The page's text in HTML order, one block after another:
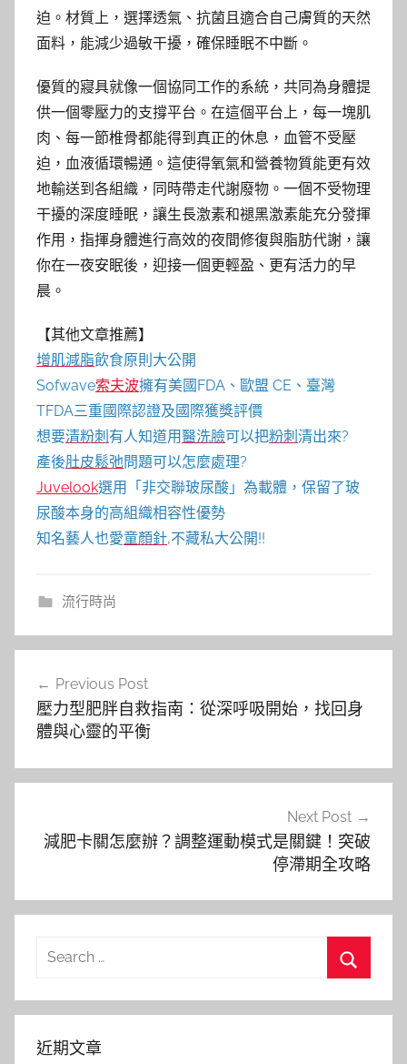
迫。材質上，選擇透氣、抗菌且適合自己膚質的天然
面料，能減少過敏干擾，確保睡眠不中斷。
優質的寢具就像一個協同工作的系統，共同為身體提
供一個零壓力的支撐平台。在這個平台上，每一塊肌
肉、每一節椎骨都能得到真正的休息，血管不受壓
迫，血液循環暢通。這使得氧氣和營養物質能更有效
地輸送到各組織，同時帶走代謝廢物。一個不受物理
干擾的深度睡眠，讓生長激素和褪黑激素能充分發揮
作用，指揮身體進行高效的夜間修復與脂肪代謝，讓
你在一夜安眠後，迎接一個更輕盈、更有活力的早
晨。
【其他文章推薦】
增肌減脂飲食原則大公開
Sofwave索夫波擁有美國FDA、歐盟 CE、臺灣
TFDA三重國際認證及國際獲獎評價
想要清粉刺 有人知道用醫洗臉可以把粉刺 清出來?
產後肚皮鬆弛問題可以怎麼處理?
Juvelook選用「非交聯玻尿酸」為載體，保留了玻
尿酸本身的高組織相容性優勢
知名藝人也愛童顏針,不藏私大公開!!
流行時尚
覽
Previous Post
壓力型肥胖自救指南：從深呼吸開始，找回身
體與心靈的平衡
Next Post
減肥卡關怎麼辦？調整運動模式是關鍵！突破
停滯期全攻略
Search
近期文章